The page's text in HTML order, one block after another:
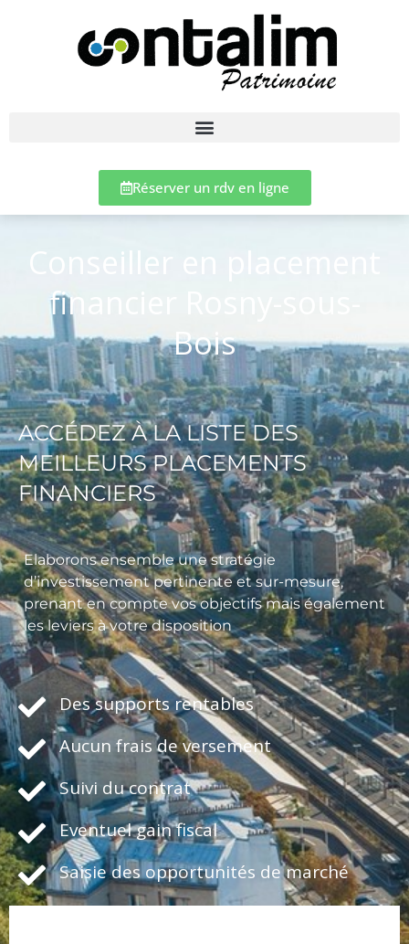
Réserver un rdv en ligne
Conseiller en placement
financier Rosny-sous-
Bois
ACCÉDEZ À LA LISTE DES
MEILLEURS PLACEMENTS
FINANCIERS
Elaborons ensemble une stratégie
d’investissement pertinente et sur-mesure,
prenant en compte vos objectifs mais également
les leviers à votre disposition
Des supports rentables
Aucun frais de versement
Suivi du contrat
Eventuel gain fiscal
Saisie des opportunités de marché